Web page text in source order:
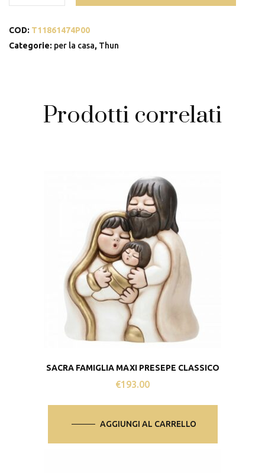
stoneware
Iconic
COD: T11861474P00
Categorie: per la casa, Thun
Prodotti correlati
SACRA FAMIGLIA MAXI PRESEPE CLASSICO
€193.00
AGGIUNGI AL CARRELLO